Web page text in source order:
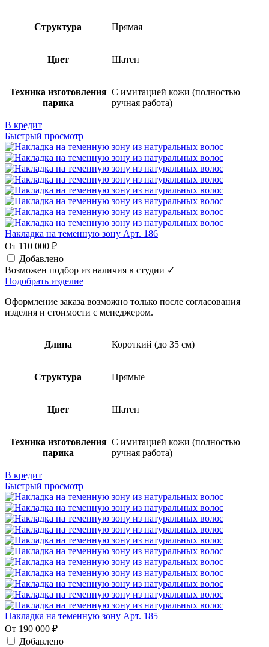
Структура Прямая
Цвет Шатен
Техника изготовления
парика
С имитацией кожи (полностью
ручная работа)
В кредит
Быстрый просмотр
Накладка на теменную зону Арт. 186
От 110 000 ₽
Добавлено
Возможен подбор из наличия в студии ✓
Подобрать изделие
Оформление заказа возможно только после согласования
изделия и стоимости с менеджером.
Длина Короткий (до 35 см)
Структура Прямые
Цвет Шатен
Техника изготовления
парика
С имитацией кожи (полностью
ручная работа)
В кредит
Быстрый просмотр
Накладка на теменную зону Арт. 185
От 190 000 ₽
Добавлено